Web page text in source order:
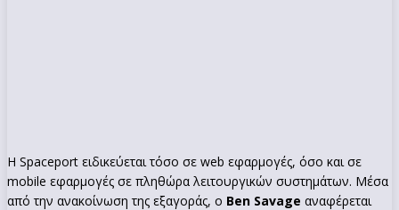
Η Spaceport ειδικεύεται τόσο σε web εφαρμογές, όσο και σε
mobile εφαρμογές σε πληθώρα λειτουργικών συστημάτων. Μέσα
από την ανακοίνωση της εξαγοράς, ο Ben Savage αναφέρεται